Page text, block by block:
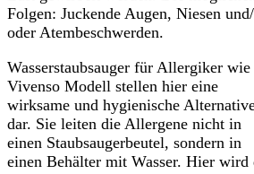
Folgen: Juckende Augen, Niesen und/
oder Atembeschwerden.
Wasserstaubsauger für Allergiker wie
Vivenso Modell stellen hier eine
wirksame und hygienische
dar. Sie leiten die Allergene nicht in
einen Staubsaugerbeutel, sondern in
einen Behälter mit Wasser. Hier wird